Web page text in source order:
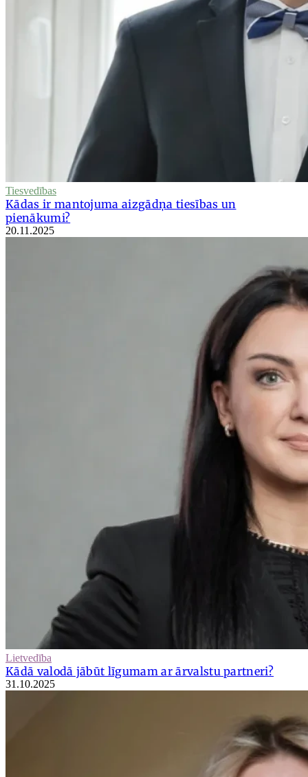
Tiesvedības
Kādas ir mantojuma aizgādņa tiesības un
pienākumi?
20.11.2025
Lietvedība
Kādā valodā jābūt līgumam ar ārvalstu partneri?
31.10.2025